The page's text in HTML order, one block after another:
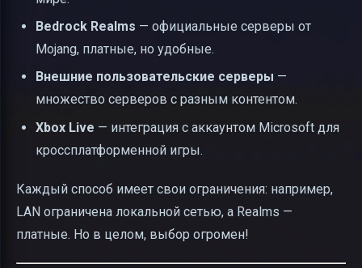
Bedrock Realms — официальные серверы от
Mojang, платные, но удобные.
Внешние пользовательские серверы —
множество серверов с разным контентом.
Xbox Live — интеграция с аккаунтом Microsoft для
кроссплатформенной игры.
Каждый способ имеет свои ограничения: например,
LAN ограничена локальной сетью, а Realms —
платные. Но в целом, выбор огромен!